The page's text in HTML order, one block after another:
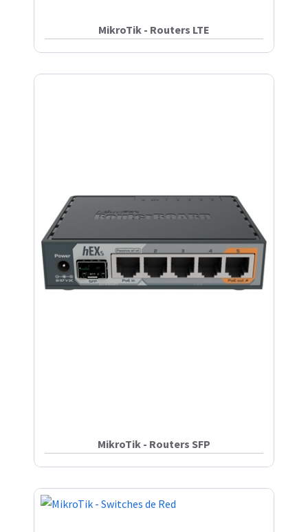
MikroTik - Routers LTE
MikroTik - Routers SFP